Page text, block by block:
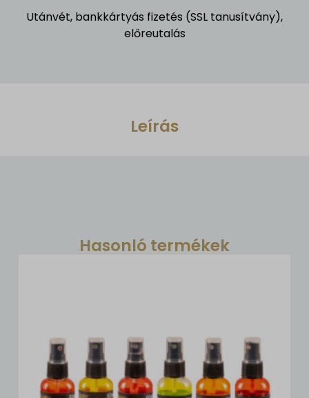
Utánvét, bankkártyás fizetés (SSL tanusítvány),
előreutalás
Leírás
Hasonló termékek